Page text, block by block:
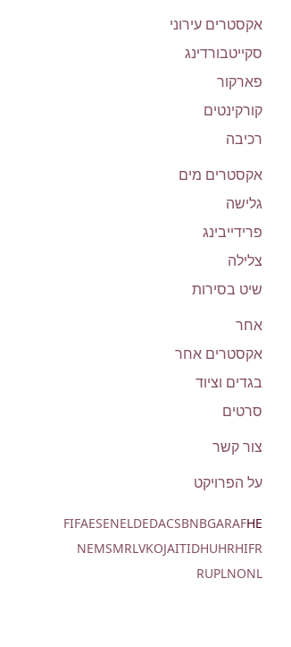
אקסטרים עירוני
סקייטבורדינג
פארקור
קורקינטים
רכיבה
אקסטרים מים
גלישה
פרידייבינג
צלילה
שיט בסירות
אחר
אקסטרים אחר
בגדים וציוד
סרטים
צור קשר
על הפרויקט
HE
AF
AR
BG
BN
CS
DA
DE
EL
EN
ES
FA
FI
FR
HI
HR
HU
ID
IT
JA
KO
LV
MR
MS
NE
NL
NO
PL
RU